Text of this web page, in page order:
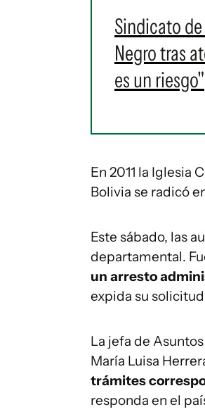
Sindicato
Negro tras
es un riesgo"
En 2011 la Iglesia
Bolivia se radicó
Este sábado, las
departamental.
un arresto
expida su
La jefa de
María Luisa
trámites
responda en el